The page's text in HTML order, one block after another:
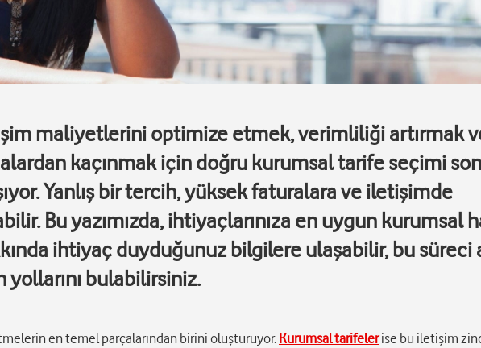
maliyetlerini optimize etmek, verimliliği artırmak
kaçınmak için doğru kurumsal tarife seçimi son
Yanlış bir tercih, yüksek faturalara ve iletişimde
Bu yazımızda, ihtiyaçlarınıza en uygun kurumsal
ihtiyaç duyduğunuz bilgilere ulaşabilir, bu süreci
yollarını bulabilirsiniz.
en temel parçalarından birini oluşturuyor. Kurumsal tarifelerise bu iletişim